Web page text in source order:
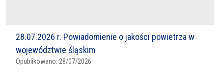
28.07.2026 r. Powiadomienie o jakości powietrza w
województwie śląskim
Opublikowano: 28/07/2026